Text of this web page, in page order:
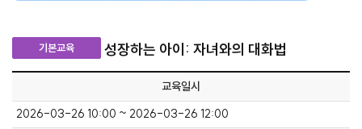
기본교육 성장하는 아이: 자녀와의 대화법
교육일시
2026-03-26 10:00 ~ 2026-03-26 12:00